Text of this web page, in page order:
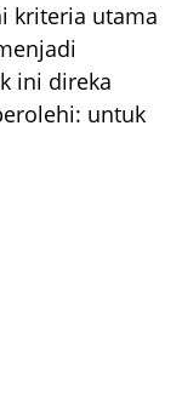
kriteria utama
ini direka
untuk